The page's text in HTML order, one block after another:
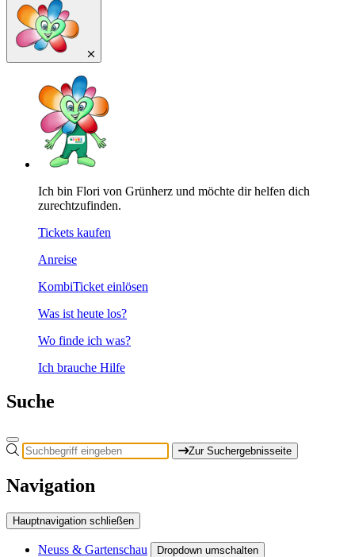
Ich bin Flori von Grünherz und möchte dir helfen dich
zurechtzufinden.
Tickets kaufen
Anreise
KombiTicket einlösen
Was ist heute los?
Wo finde ich was?
Ich brauche Hilfe
Suche
Zur Suchergebnisseite
Navigation
Hauptnavigation schließen
Neuss & Gartenschau Dropdown umschalten